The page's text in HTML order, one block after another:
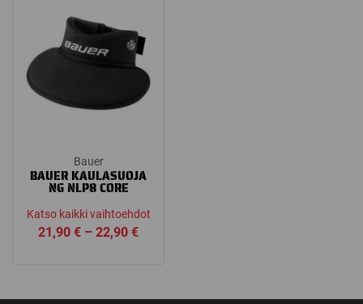
Bauer
BAUER KAULASUOJA
NG NLP8 CORE
Katso kaikki vaihtoehdot
21,90€ – 22,90€Price